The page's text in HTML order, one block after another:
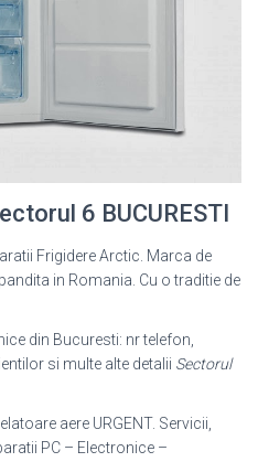
6 BUCURESTI
Frigidere Arctic. Marca de
in Romania. Cu o traditie de
din Bucuresti: nr telefon,
si multe alte detalii Sectorul
aere URGENT. Servicii,
PC – Electronice –